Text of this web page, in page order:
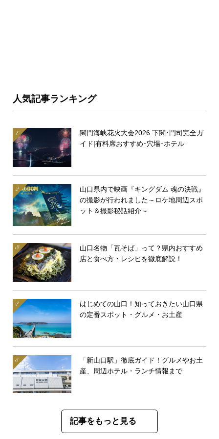
人気記事ランキング
記事をもっと見る
関門海峡花火大会2026 下関･門司完全ガ
イド|有料席おすすめ･穴場･ホテル
山口県内で映画『キングダム 魂の決戦』
の撮影が行われました～ロケ地周辺スポ
ット＆撮影秘話紹介～
山口名物「瓦そば」って？県内おすすめ
店と食べ方・レシピを徹底解説！
はじめての山口！知っておきたい山口県
の定番スポット・グルメ・お土産
「新山口駅」徹底ガイド！グルメやお土
産、周辺ホテル・ランチ情報まで